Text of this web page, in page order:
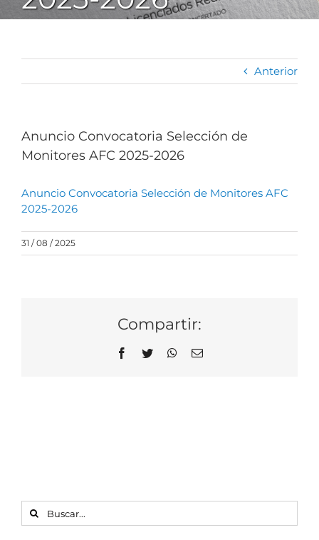
Anterior
Anuncio Convocatoria Selección de
Monitores AFC 2025-2026
Anuncio Convocatoria Selección de Monitores AFC
2025-2026
31 / 08 / 2025
Compartir:
Facebook
Twitter WhatsApp
Correo
BUSCAR: